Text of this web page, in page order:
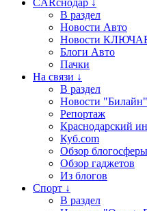
CARснодар ↓
В раздел
Новости Авто
Новости
Блоги Авто
Пачки
На связи ↓
В раздел
Новости "Билайн"
Репортаж
Краснодарский
Куб.com
Обзор блогосферы
Обзор гаджетов
Из блогов
Спорт ↓
В раздел